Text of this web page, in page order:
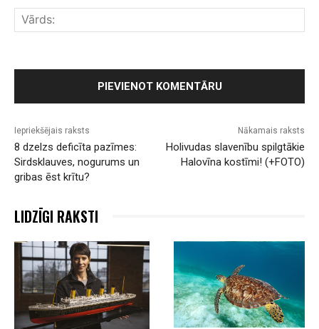
Iepriekšējais raksts
8 dzelzs deficīta pazīmes:
Sirdsklauves, nogurums un
gribas ēst krītu?
Nākamais raksts
Holivudas slavenību spilgtākie
Halovīna kostīmi! (+FOTO)
LIDZĪGI RAKSTI